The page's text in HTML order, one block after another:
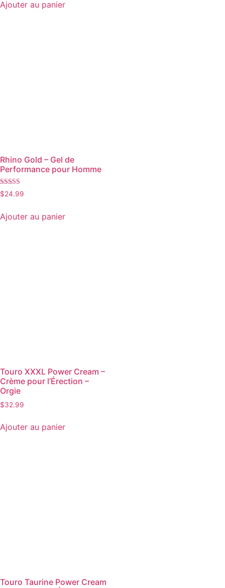
Ajouter au panier
Rhino Gold – Gel de
Performance pour Homme
Note
4.75
$24.99
Ajouter au panier
Touro XXXL Power Cream –
Crème pour l’Érection –
Orgie
$32.99
Ajouter au panier
Touro Taurine Power Cream